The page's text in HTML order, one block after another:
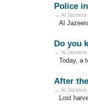
Police
→ Al Jazeera
Al
Do you
→ Al Jazeera
Today, a
After
→ Al Jazeera
Lost